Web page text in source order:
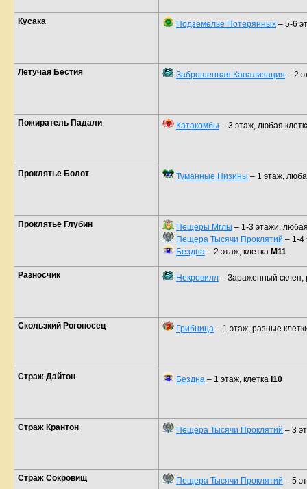
Кусака Подземелье Потерянных – 5-6
Летучая Бестия Заброшенная Канализация – 2
Пожиратель Падали Катакомбы – 3 этаж, любая
Проклятье Болот Туманные Низины – 1 этаж,
Проклятье Глубин Пещеры Мглы – 1-3 этажи,
Пещера Тысячи Проклятий – 1-4
Бездна – 2 этаж, клетка M11
Разносчик Некровилл – Зараженный склеп,
Скользкий Рогоносец Грибница – 1 этаж, разные
Страж Дайтон Бездна – 1 этаж, клетка I10
Страж Крантон Пещера Тысячи Проклятий – 3
Страж Сокровищ Пещера Тысячи Проклятий – 5